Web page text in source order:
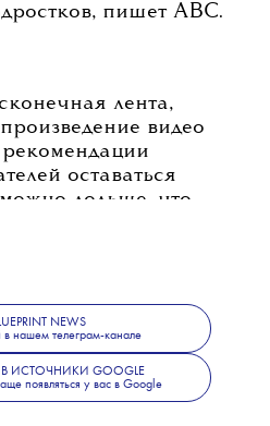
способное
— рассказал
красоте
— в телеграм-
пишет ABC.
лента,
видео
оставаться
дольше, что
и расстройствам
не согласились
его обжаловать.
NEWS
в нашем телеграм-канале
ИСТОЧНИКИ GOOGLE
появляться у вас в Google